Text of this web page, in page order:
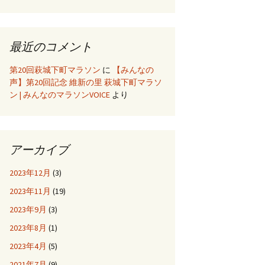
最近のコメント
第20回萩城下町マラソン に
【みんなの
声】第20回記念 維新の里 萩城下町マラソ
ン | みんなのマラソンVOICE より
アーカイブ
2023年12月 (3)
2023年11月 (19)
2023年9月 (3)
2023年8月 (1)
2023年4月 (5)